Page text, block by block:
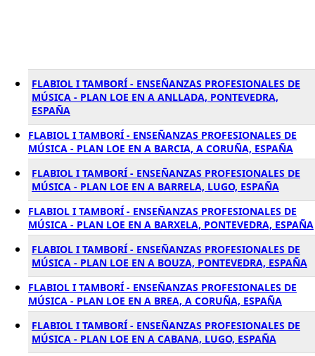
FLABIOL I TAMBORÍ - ENSEÑANZAS PROFESIONALES DE
MÚSICA - PLAN LOE EN A ANLLADA, PONTEVEDRA,
ESPAÑA
FLABIOL I TAMBORÍ - ENSEÑANZAS PROFESIONALES DE
MÚSICA - PLAN LOE EN A BARCIA, A CORUÑA, ESPAÑA
FLABIOL I TAMBORÍ - ENSEÑANZAS PROFESIONALES DE
MÚSICA - PLAN LOE EN A BARRELA, LUGO, ESPAÑA
FLABIOL I TAMBORÍ - ENSEÑANZAS PROFESIONALES DE
MÚSICA - PLAN LOE EN A BARXELA, PONTEVEDRA, ESPAÑA
FLABIOL I TAMBORÍ - ENSEÑANZAS PROFESIONALES DE
MÚSICA - PLAN LOE EN A BOUZA, PONTEVEDRA, ESPAÑA
FLABIOL I TAMBORÍ - ENSEÑANZAS PROFESIONALES DE
MÚSICA - PLAN LOE EN A BREA, A CORUÑA, ESPAÑA
FLABIOL I TAMBORÍ - ENSEÑANZAS PROFESIONALES DE
MÚSICA - PLAN LOE EN A CABANA, LUGO, ESPAÑA